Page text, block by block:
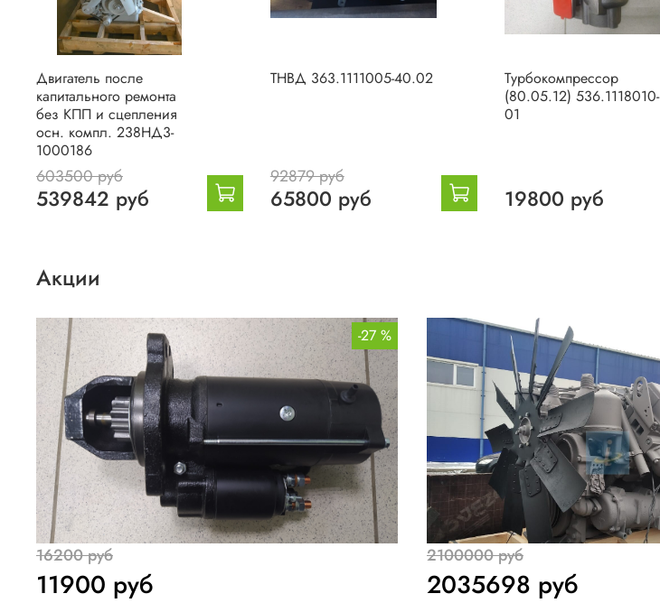
Двигатель после
капитального ремонта
без КПП и сцепления
осн. компл. 238НД3-
1000186
603500 руб
539842 руб
ТНВД 363.1111005-40.02
92879 руб
65800 руб
Турбокомпрессор
(80.05.12) 536.1118010-
01
19800 руб
Акции
16200 руб
11900 руб
-27 %
2100000 руб
2035698 руб